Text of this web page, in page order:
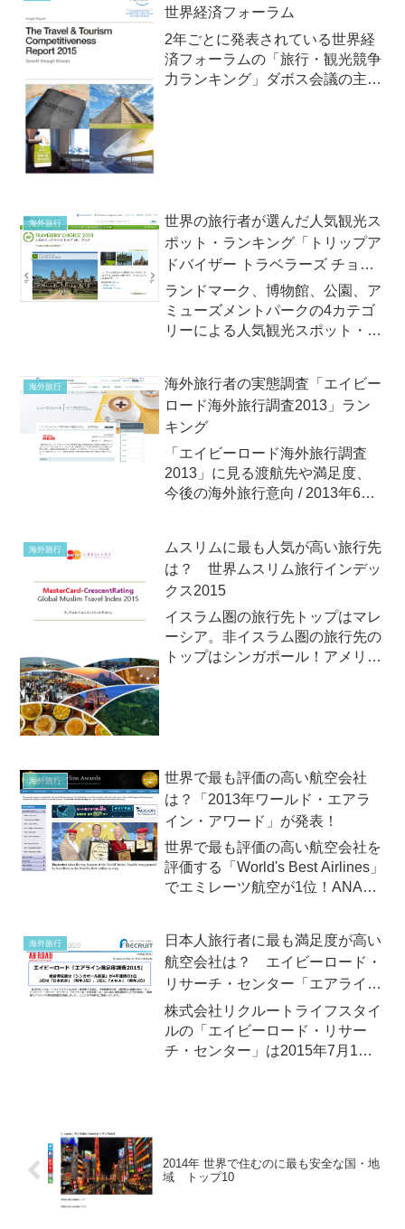
世界経済フォーラム
2年ごとに発表されている世界経
済フォーラムの「旅行・観光競争
力ランキング」ダボス会議の主催
海外旅行
世界の旅行者が選んだ人気観光ス
ポット・ランキング「トリップア
ドバイザー トラベラーズ チョイ
ス 世界の人気観光スポット
2013」
ランドマーク、博物館、公園、ア
ミューズメントパークの4カテゴ
リーによる人気観光スポット・ラ
イザー（TripAdvisor）は2013年6
月末、世界中の旅行者の口コミを
もとに...
海外旅行
海外旅行者の実態調査「エイビー
ロード海外旅行調査2013」ラン
キング
「エイビーロード海外旅行調査
2013」に見る渡航先や満足度、
今後の海外旅行意向 / 2013年6月
ルの調査・研究部門であるエイビ
ーロード・リサーチ・センターが
「エイビーロード海外...
海外旅行
ムスリムに最も人気が高い旅行先
は？ 世界ムスリム旅行インデッ
クス2015
イスラム圏の旅行先トップはマレ
ーシア。非イスラム圏の旅行先の
トップはシンガポール！アメリカ
海外旅行
世界で最も評価の高い航空会社
は？「2013年ワールド・エアラ
イン・アワード」が発表！
世界で最も評価の高い航空会社を
評価する「World's Best Airlines」
でエミレーツ航空が1位！ANAも
リサーチ会社、スカイトラックス
社(SKYTRAX)は、...
海外旅行
日本人旅行者に最も満足度が高い
航空会社は？ エイビーロード・
リサーチ・センター「エアライン
満足度調査2015」
株式会社リクルートライフスタイ
ルの「エイビーロード・リサー
チ・センター」は2015年7月1日
2014年 世界で住むのに最も安全な国・地
域 トップ10